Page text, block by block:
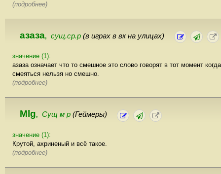
(подробнее)
азаза, сущ.ср.р (в играх в вк на улицах)
значение (1):
азаза означает что то смешное это слово говорят в тот момент когда
смеяться нельзя но смешно.
(подробнее)
Mlg, Сущ м р (Геймеры)
значение (1):
Крутой, ахриненый и всё такое.
(подробнее)